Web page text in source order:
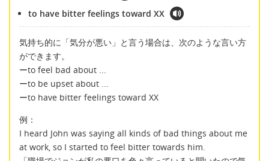
to have bitter feelings toward XX
気持ち的に「気分が悪い」と言う場合は、次のような言い方
ができます。
ーto feel bad about ...
ーto be upset about ...
ーto have bitter feelings toward XX
例：
I heard John was saying all kinds of bad things about me
at work, so I started to feel bitter towards him.